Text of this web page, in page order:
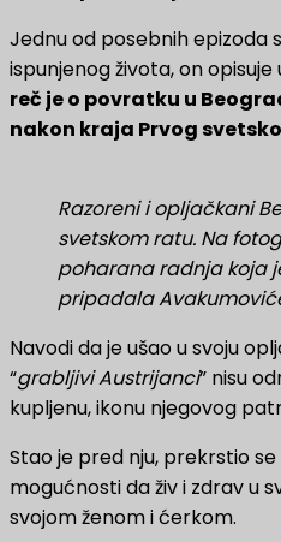
Jednu od posebnih epizoda
ispunjenog života, on
reč je o povratku u
nakon kraja Prvog
Razoreni i opljačkani
svetskom ratu. Na
poharana radnja koja
pripadala
Navodi da je ušao u svoju
“grabljivi Austrijanci” nisu
kupljenu, ikonu njegovog
Stao je pred nju, prekrstio
mogućnosti da živ i zdrav u
svojom ženom i ćerkom.